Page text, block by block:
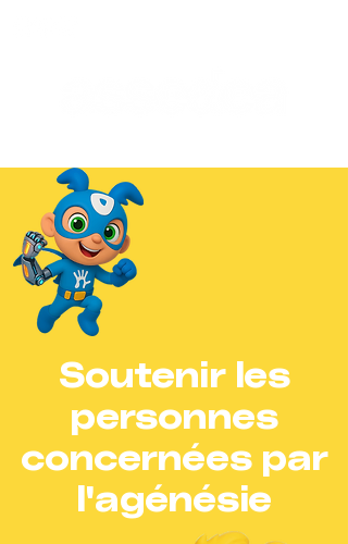
Soutenir les
personnes
concernées par
l'agénésie